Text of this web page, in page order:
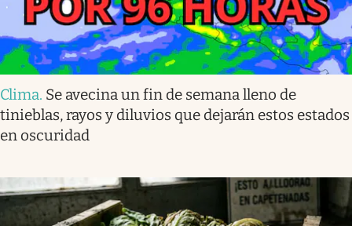
Clima. Se avecina un fin de semana lleno de
tinieblas, rayos y diluvios que dejarán estos estados
en oscuridad